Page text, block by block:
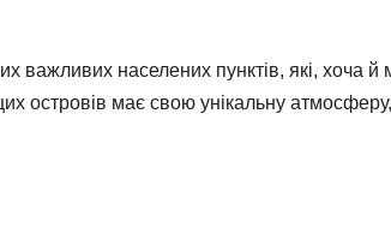
важливих населених пунктів, які, хоча
островів має свою унікальну